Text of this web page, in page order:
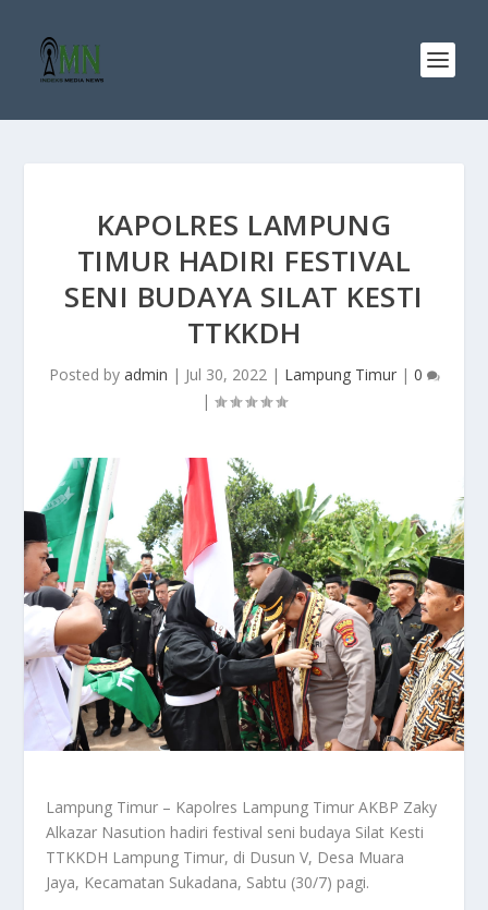
KAPOLRES LAMPUNG
TIMUR HADIRI FESTIVAL
SENI BUDAYA SILAT KESTI
TTKKDH
Posted by admin | Jul 30, 2022| Lampung Timur| 0
|
Lampung Timur – Kapolres Lampung Timur AKBP Zaky
Alkazar Nasution hadiri festival seni budaya Silat Kesti
TTKKDH Lampung Timur, di Dusun V, Desa Muara
Jaya, Kecamatan Sukadana, Sabtu (30/7) pagi.